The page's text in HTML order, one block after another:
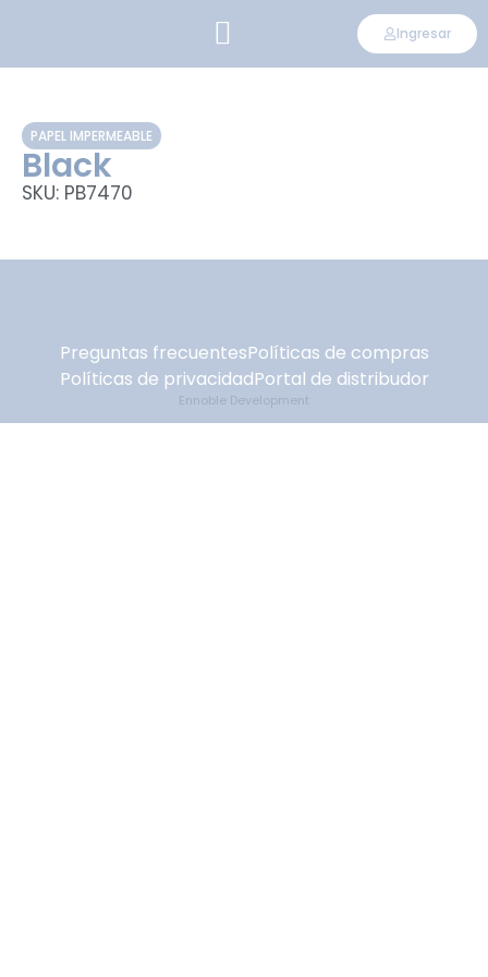
Ingresar
PAPEL IMPERMEABLE
Black
SKU: PB7470
Preguntas frecuentesPolíticas de compras
Políticas de privacidadPortal de distribudor
Ennoble Development